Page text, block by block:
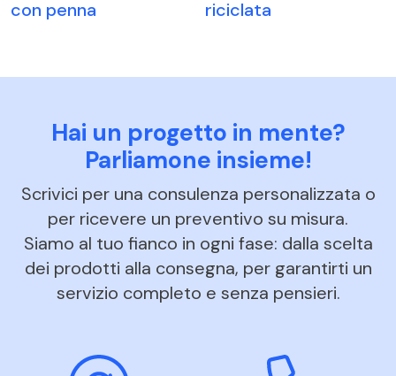
con penna
riciclata
Hai un progetto in mente?
Parliamone insieme!
Scrivici per una consulenza personalizzata o
per ricevere un preventivo su misura.
Siamo al tuo fianco in ogni fase: dalla scelta
dei prodotti alla consegna, per garantirti un
servizio completo e senza pensieri.